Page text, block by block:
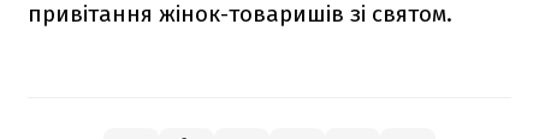
привітання жінок-товаришів зі святом.